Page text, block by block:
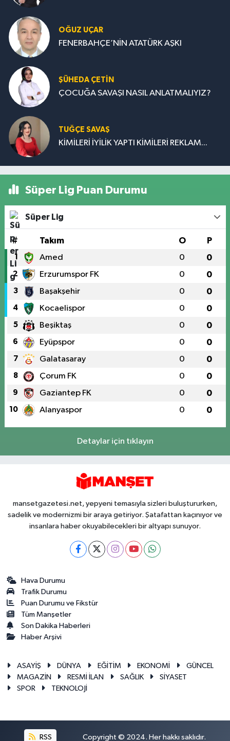
OĞUZ UÇAR
FENERBAHÇE’NİN ATATÜRK AŞKI
ŞÜHEDA ÇETİN
ÇOCUĞA SAVAŞI NASIL ANLATMALIYIZ?
TUĞÇE SAVAŞ
KİMİLERİ İYİLİK YAPTI KİMİLERİ REKLAM...
Süper Lig Puan Durumu
Süper Lig
# Takım O P
1 Amed 0 0
2 Erzurumspor FK 0 0
3 Başakşehir 0 0
4 Kocaelispor 0 0
5 Beşiktaş 0 0
6 Eyüpspor 0 0
7 Galatasaray 0 0
8 Çorum FK 0 0
9 Gaziantep FK 0 0
10 Alanyaspor 0 0
Detaylar için tıklayın
mansetgazetesi.net, yepyeni temasıyla sizleri buluştururken,
sadelik ve modernizmi bir araya getiriyor. Şatafattan kaçınıyor ve
insanlara haber okuyabilecekleri bir altyapı sunuyor.
Hava Durumu
Trafik Durumu
Puan Durumu ve Fikstür
Tüm Manşetler
Son Dakika Haberleri
Haber Arşivi
ASAYİŞ DÜNYA EĞİTİM EKONOMİ
GÜNCEL
MAGAZİN
RESMİ İLAN SAĞLIK
SİYASET
SPOR
TEKNOLOJİ
RSS Copyright © 2024. Her hakkı saklıdır.